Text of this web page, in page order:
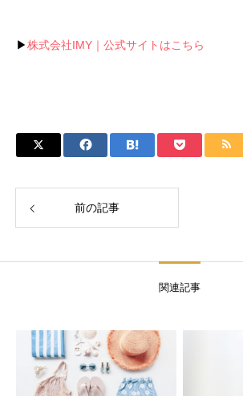
▶株式会社IMY｜公式サイトはこちら
前の記事
関連記事